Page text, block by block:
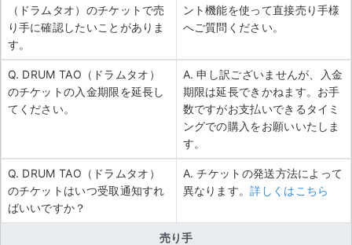
（ドラムタオ）のチケットで売
り手に確認したいことがありま
す。
ント機能を使って直接売り手様
へご質問ください。
Q. DRUM TAO（ドラムタオ）
のチケットの入金期限を延長し
てください。
A. 申し訳ございませんが、入金
期限は延長できかねます。お手
数ですがお支払いできるタイミ
ングでの購入をお願いいたしま
す。
Q. DRUM TAO（ドラムタオ）
のチケットはいつ受取通知すれ
ばいいですか？
A. チケットの発送方法によって
異なります。詳しくはこちら
売り手